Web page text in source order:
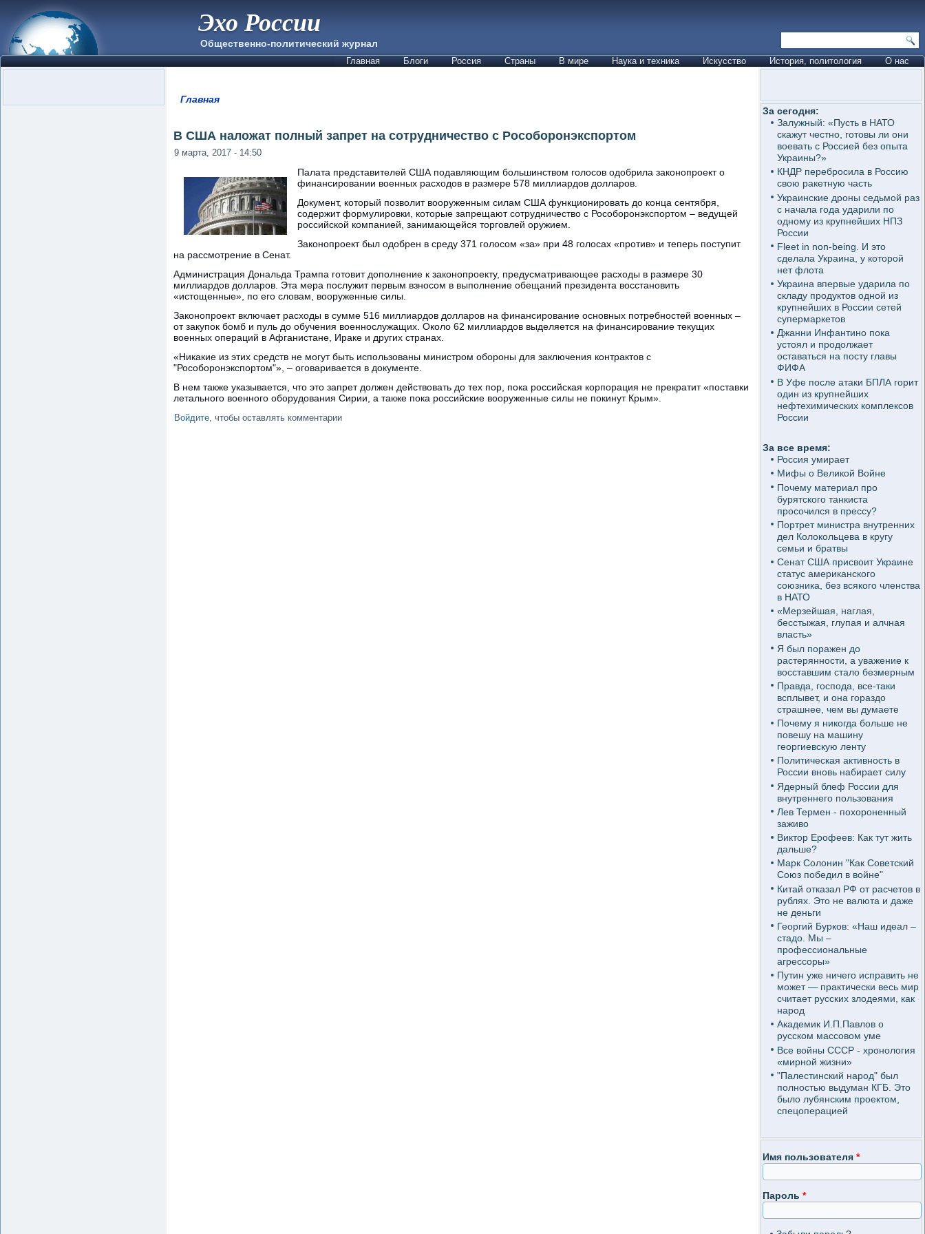
Эхо России
Общественно-политический журнал
Главная Блоги Россия Страны В мире Наука и техника Искусство История, политология О нас
Главная
В США наложат полный запрет на сотрудничество с Рособоронэкспортом
9 марта, 2017 - 14:50
Палата представителей США подавляющим большинством голосов одобрила законопроект о
финансировании военных расходов в размере 578 миллиардов долларов.
Документ, который позволит вооруженным силам США функционировать до конца сентября,
содержит формулировки, которые запрещают сотрудничество с Рособоронэкспортом – ведущей
российской компанией, занимающейся торговлей оружием.
Законопроект был одобрен в среду 371 голосом «за» при 48 голосах «против» и теперь поступит
на рассмотрение в Сенат.
Администрация Дональда Трампа готовит дополнение к законопроекту, предусматривающее расходы в размере 30
миллиардов долларов. Эта мера послужит первым взносом в выполнение обещаний президента восстановить
«истощенные», по его словам, вооруженные силы.
Законопроект включает расходы в сумме 516 миллиардов долларов на финансирование основных потребностей военных –
от закупок бомб и пуль до обучения военнослужащих. Около 62 миллиардов выделяется на финансирование текущих
военных операций в Афганистане, Ираке и других странах.
«Никакие из этих средств не могут быть использованы министром обороны для заключения контрактов с
"Рособоронэкспортом"», – оговаривается в документе.
В нем также указывается, что это запрет должен действовать до тех пор, пока российская корпорация не прекратит «поставки
летального военного оборудования Сирии, а также пока российские вооруженные силы не покинут Крым».
Войдите , чтобы оставлять комментарии
За сегодня:
Залужный: «Пусть в НАТО
скажут честно, готовы ли они
воевать с Россией без опыта
Украины?»
КНДР перебросила в Россию
свою ракетную часть
Украинские дроны седьмой раз
с начала года ударили по
одному из крупнейших НПЗ
России
Fleet in non-being. И это
сделала Украина, у которой
нет флота
Украина впервые ударила по
складу продуктов одной из
крупнейших в России сетей
супермаркетов
Джанни Инфантино пока
устоял и продолжает
оставаться на посту главы
ФИФА
В Уфе после атаки БПЛА горит
один из крупнейших
нефтехимических комплексов
России
За все время:
Россия умирает
Мифы о Великой Войне
Почему материал про
бурятского танкиста
просочился в прессу?
Портрет министра внутренних
дел Колокольцева в кругу
семьи и братвы
Сенат США присвоит Украине
статус американского
союзника, без всякого членства
в НАТО
«Мерзейшая, наглая,
бесстыжая, глупая и алчная
власть»
Я был поражен до
растерянности, а уважение к
восставшим стало безмерным
Правда, господа, все-таки
всплывет, и она гораздо
страшнее, чем вы думаете
Почему я никогда больше не
повешу на машину
георгиевскую ленту
Политическая активность в
России вновь набирает силу
Ядерный блеф России для
внутреннего пользования
Лев Термен - похороненный
заживо
Виктор Ерофеев: Как тут жить
дальше?
Марк Солонин "Как Советский
Союз победил в войне"
Китай отказал РФ от расчетов в
рублях. Это не валюта и даже
не деньги
Георгий Бурков: «Наш идеал –
стадо. Мы –
профессиональные
агрессоры»
Путин уже ничего исправить не
может — практически весь мир
считает русских злодеями, как
народ
Академик И.П.Павлов о
русском массовом уме
Все войны СССР - хронология
«мирной жизни»
"Палестинский народ" был
полностью выдуман КГБ. Это
было лубянским проектом,
спецоперацией
Имя пользователя *
Пароль *